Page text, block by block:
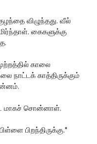
விழுந்தது. வீல்
கைகளுக்கு
காலை
நாட்டக் காத்திருக்கும்
மாகச் சொன்னாள்.
பிறந்திருக்கு."